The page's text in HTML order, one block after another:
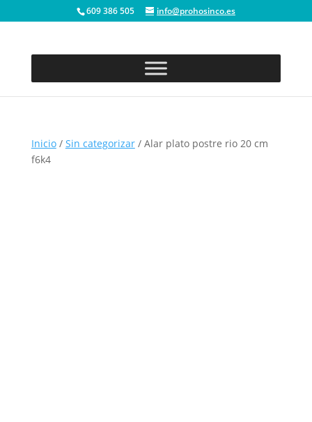
609 386 505 info@prohosinco.es
Inicio/ Sin categorizar/ Alar plato postre rio 20 cm
f6k4